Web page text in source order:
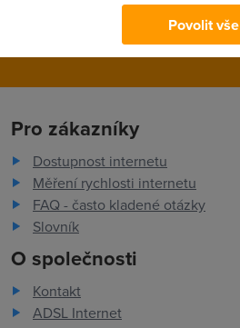
Pro zákazníky
Dostupnost internetu
Měření rychlosti internetu
FAQ - často kladené otázky
Slovník
O společnosti
Kontakt
ADSL Internet
Povolit vše